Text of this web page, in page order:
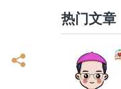
热门文章